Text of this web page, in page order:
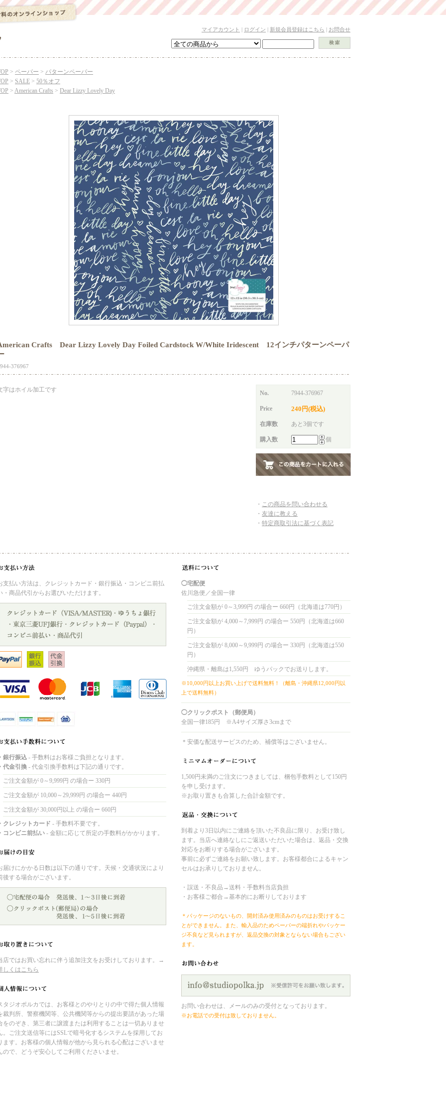
マイアカウント | ログイン | 新規会員登録はこちら | お問合せ
> ペーパー > パターンペーパー
> SALE > 50％オフ
> American Crafts > Dear Lizzy Lovely Day
Crafts Dear Lizzy Lovely Day Foiled Cardstock W/White Iridescent 12インチパターンペーパ
376967
字はホイル加工です No. 7944-376967
Price 240円(税込)
在庫数 あと3個です
購入数 個
・ この商品を問い合わせる
・ 友達に教える
・ 特定商取引法に基づく表記
支払い方法は、クレジットカード・銀行振込・コンビニ前払
・商品代引からお選びいただけます。
銀行振込 - 手数料はお客様ご負担となります。
代金引換 - 代金引換手数料は下記の通りです。
ご注文金額が 0～9,999円 の場合ー 330円
ご注文金額が 10,000～29,999円 の場合ー 440円
ご注文金額が 30,000円以上 の場合ー 660円
クレジットカード - 手数料不要です。
コンビニ前払い - 金額に応じて所定の手数料がかかります。
届けにかかる日数は以下の通りです。天候・交通状況により
後する場合がございます。
店ではお買い忘れに伴う追加注文をお受けしております。→
しくはこちら
タジオポルカでは、お客様とのやりとりの中で得た個人情報
裁判所、警察機関等、公共機関等からの提出要請があった場
をのぞき、第三者に譲渡または利用することは一切ありませ
。ご注文送信等にはSSLで暗号化するシステムを採用してお
ます。お客様の個人情報が他から見られる心配はございませ
ので、どうぞ安心してご利用くださいませ。
◯宅配便
佐川急便／全国一律
ご注文金額が 0～3,999円 の場合ー 660円（北海道は770円）
ご注文金額が 4,000～7,999円 の場合ー 550円（北海道は660
円）
ご注文金額が 8,000～9,999円 の場合ー 330円（北海道は550
円）
沖縄県・離島は1,550円 ゆうパックでお送りします。
※10,000円以上お買い上げで送料無料！（離島・沖縄県12,000円以
上で送料無料）
◯クリックポスト（郵便局）
全国一律185円 ※A4サイズ厚さ3cmまで
＊安価な配送サービスのため、補償等はございません。
1,500円未満のご注文につきましては、梱包手数料として150円
を申し受けます。
※お取り置きも合算した合計金額です。
到着より3日以内にご連絡を頂いた不良品に限り、お受け致し
ます。当店へ連絡なしにご返送いただいた場合は、返品・交換
対応をお断りする場合がございます。
事前に必ずご連絡をお願い致します。お客様都合によるキャン
セルはお承りしておりません。
・誤送・不良品→送料・手数料当店負担
・お客様ご都合→基本的にお断りしております
＊パッケージのないもの、開封済み使用済みのものはお受けするこ
とができません。また、輸入品のためペーパーの端折れやパッケー
ジ不良など見られますが、返品交換の対象とならない場合もござい
ます。
お問い合わせは、メールのみの受付となっております。
※お電話での受付は致しておりません。